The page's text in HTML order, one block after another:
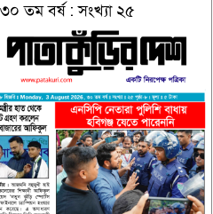
তম বর্ষ : সংখ্যা ২৫